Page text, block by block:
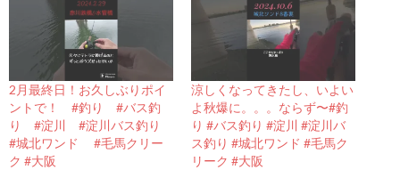
2月最終日！お久しぶりポイ
ントで！ #釣り #バス釣
り #淀川 #淀川バス釣り
#城北ワンド #毛馬クリー
ク #大阪
涼しくなってきたし、いよい
よ秋爆に。。。ならず〜#釣
り #バス釣り #淀川 #淀川バ
ス釣り #城北ワンド #毛馬ク
リーク #大阪